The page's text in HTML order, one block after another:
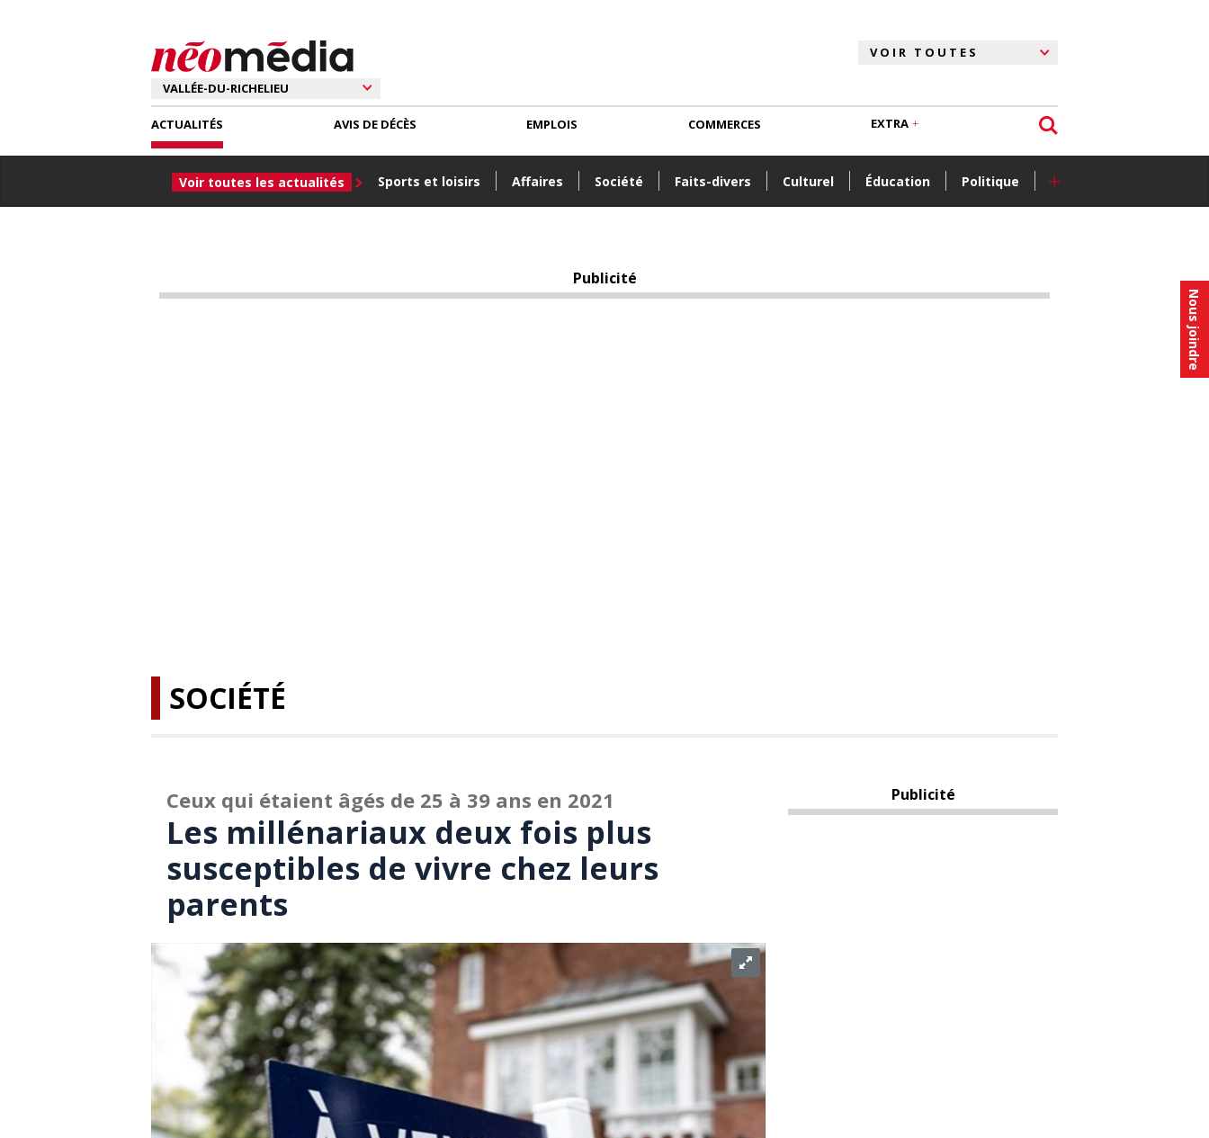
Nous joindre
ACTUALITÉS
Voir toutes les actualités Sports et loisirs Affaires Société Faits-divers Culturel Éducation Politique +
AVIS DE DÉCÈS EMPLOIS COMMERCES EXTRA
Publicité
SOCIÉTÉ
Ceux qui étaient âgés de 25 à 39 ans en 2021
Les millénariaux deux fois plus
susceptibles de vivre chez leurs
parents
Publicité